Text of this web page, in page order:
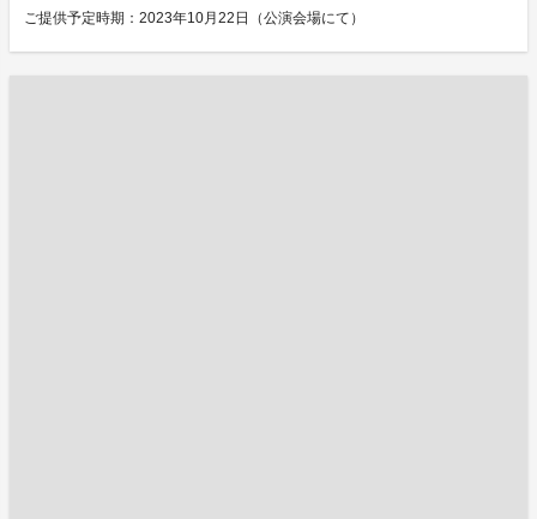
ご提供予定時期：2023年10月22日（公演会場にて）